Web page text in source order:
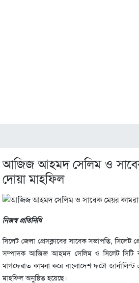
আজিজ আহমদ সেলিম ও
দোয়া মাহফিল
নিজস্ব প্রতিনিধি
সিলেট জেলা প্রেসক্লাবের সাবেক সভাপতি, সিলেট
সম্পাদক আজিজ আহমদ সেলিম ও সিলেট সিটি
মাগফেরাত কামনা করে বাংলাদেশ ফটো
মাহফিল অনুষ্ঠিত হয়েছে।